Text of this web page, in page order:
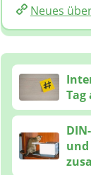
Neues
Tag